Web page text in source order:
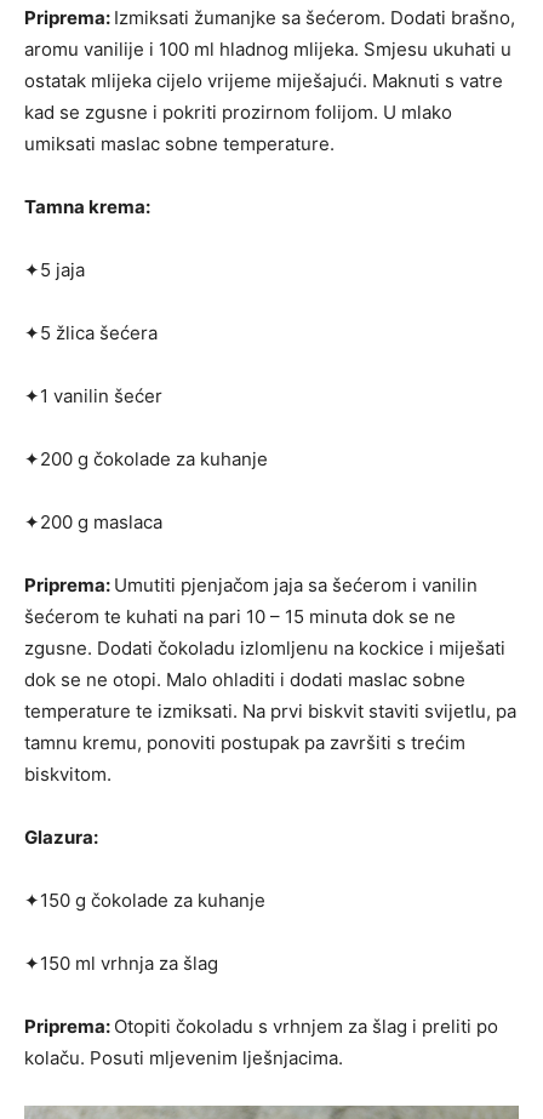
Priprema: Izmiksati žumanjke sa šećerom. Doda­ti brašno,
aromu vanilije i 100 ml hladnog mlijeka. Smjesu ukuhati u
ostatak mlijeka cijelo vrijeme miješajući. Maknuti s vatre
kad se zgusne i pokriti prozirnom folijom. U mlako
umiksati maslac sobne temperature.
Tamna krema:
✦5 jaja
✦5 žlica šećera
✦1 vanilin šećer
✦200 g čokolade za kuhanje
✦200 g maslaca
Priprema: Umutiti pjenjačom jaja sa šećerom i vani­lin
šećerom te kuhati na pari 10 – 15 minuta dok se ne
zgusne. Dodati čokoladu izlomljenu na kockice i miješati
dok se ne otopi. Malo ohladiti i dodati ma­slac sobne
temperature te izmiksati. Na prvi biskvit staviti svijetlu, pa
tamnu kremu, ponoviti postupak pa završiti s trećim
biskvitom.
Glazura:
✦150 g čokolade za kuhanje
✦150 ml vrhnja za šlag
Priprema: Otopiti čokoladu s vrhnjem za šlag i pre­liti po
kolaču. Posuti mljevenim lješnjacima.